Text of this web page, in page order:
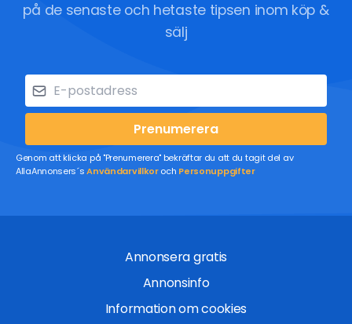
på de senaste och hetaste tipsen inom köp &
sälj
Prenumerera
Genom att klicka på "Prenumerera" bekräftar du att du tagit del av
AllaAnnonsers´sAnvändarvillkoroch Personuppgifter
Annonsera gratis
Annonsinfo
Information om cookies